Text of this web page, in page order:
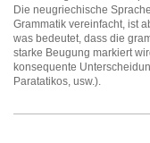
Die neugriechische
Grammatik vereinfacht, ist
was bedeutet, dass die
starke Beugung markiert
konsequente
Paratatikos, usw.).